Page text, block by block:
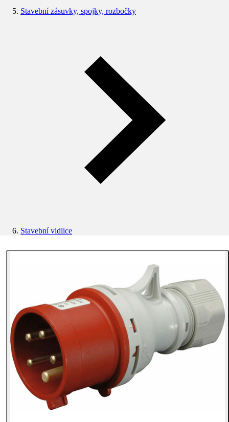
Stavební zásuvky, spojky, rozbočky
Stavební vidlice